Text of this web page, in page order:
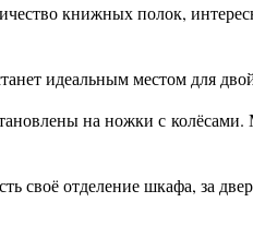
книжных полок,
идеальным местом для
на ножки с
своё отделение шкафа, за